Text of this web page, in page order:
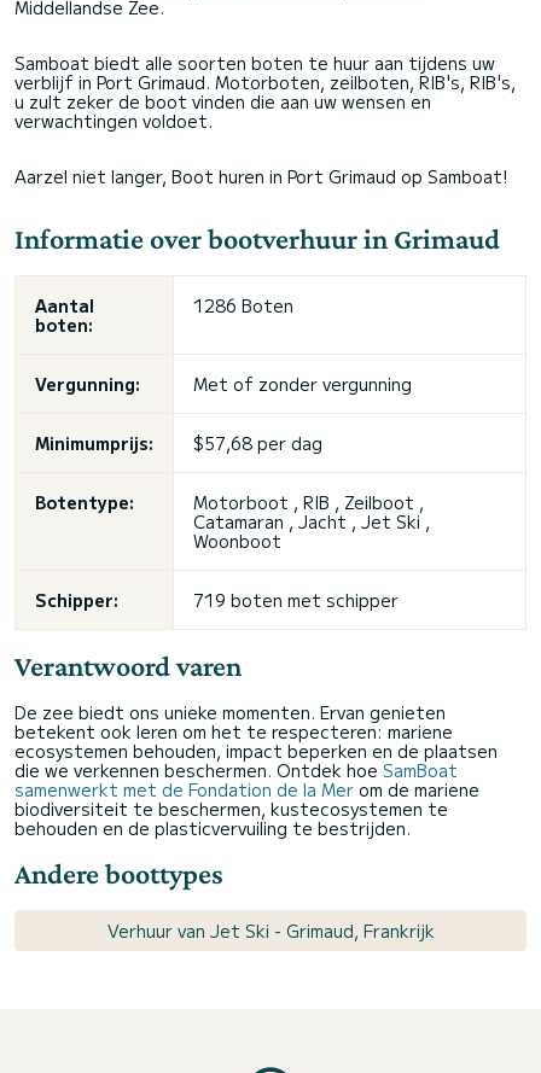
Middellandse Zee.
Samboat biedt alle soorten boten te huur aan tijdens uw
verblijf in Port Grimaud. Motorboten, zeilboten, RIB's, RIB's,
u zult zeker de boot vinden die aan uw wensen en
verwachtingen voldoet.
Aarzel niet langer, Boot huren in Port Grimaud op Samboat!
Informatie over bootverhuur in Grimaud
Aantal
boten:
1286 Boten
Vergunning: Met of zonder vergunning
Minimumprijs: $57,68 per dag
Botentype:
Motorboot , RIB , Zeilboot ,
Catamaran , Jacht , Jet Ski ,
Woonboot
Schipper: 719 boten met schipper
Verantwoord varen
De zee biedt ons unieke momenten. Ervan genieten
betekent ook leren om het te respecteren: mariene
ecosystemen behouden, impact beperken en de plaatsen
die we verkennen beschermen. Ontdek hoe SamBoat
samenwerkt met de Fondation de la Mer om de mariene
biodiversiteit te beschermen, kustecosystemen te
behouden en de plasticvervuiling te bestrijden.
Andere boottypes
Verhuur van Jet Ski - Grimaud, Frankrijk